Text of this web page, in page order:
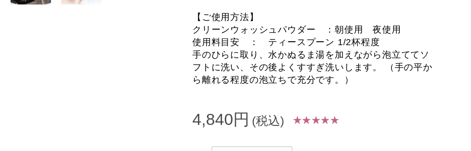
【ご使用方法】
クリーンウォッシュパウダー ：朝使用 夜使用
使用料目安 ： ティースプーン 1/2杯程度
手のひらに取り、水かぬるま湯を加えながら泡立ててソ
フトに洗い、その後よくすすぎ洗いします。 （手の平か
ら離れる程度の泡立ちで充分です。）
4,840円 (税込) ★ ★ ★ ★ ★